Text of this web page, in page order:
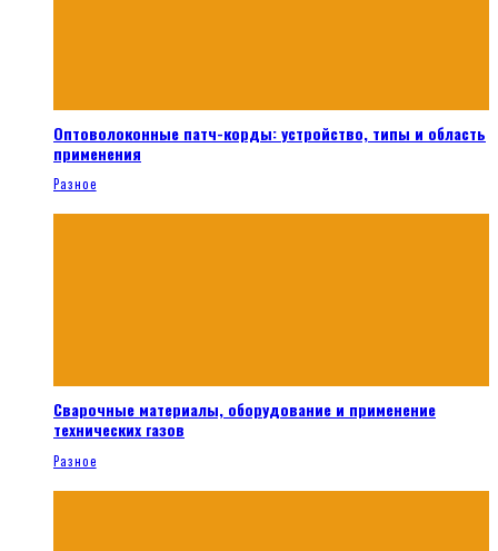
Оптоволоконные патч-корды: устройство, типы и область
применения
Разное
Сварочные материалы, оборудование и применение
технических газов
Разное